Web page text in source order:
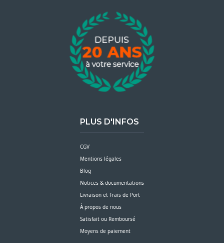
PLUS D'INFOS
CGV
Mentions légales
Blog
Notices & documentations
Livraison et Frais de Port
À propos de nous
Satisfait ou Remboursé
Moyens de paiement